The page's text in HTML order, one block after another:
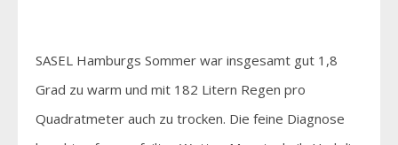
SASEL Hamburgs Sommer war insgesamt gut 1,8
Grad zu warm und mit 182 Litern Regen pro
Quadratmeter auch zu trocken. Die feine Diagnose